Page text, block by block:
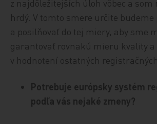
z najdôležitejších úloh vôbec a
hrdý. V tomto smere určite budeme
a posilňovať do tej miery, aby sme
garantovať rovnakú mieru kvality a
v hodnotení ostatných
Potrebuje európsky systém
podľa vás nejaké zmeny?